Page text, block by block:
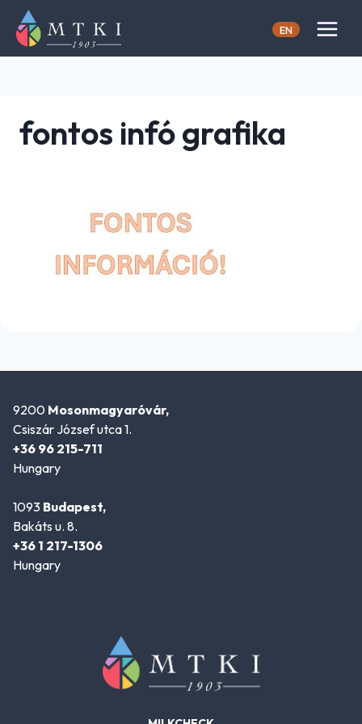
content
EN
fontos infó grafika
9200 Mosonmagyaróvár,
Csiszár József utca 1.
+36 96 215-711
Hungary
1093 Budapest,
Bakáts u. 8.
+36 1 217-1306
Hungary